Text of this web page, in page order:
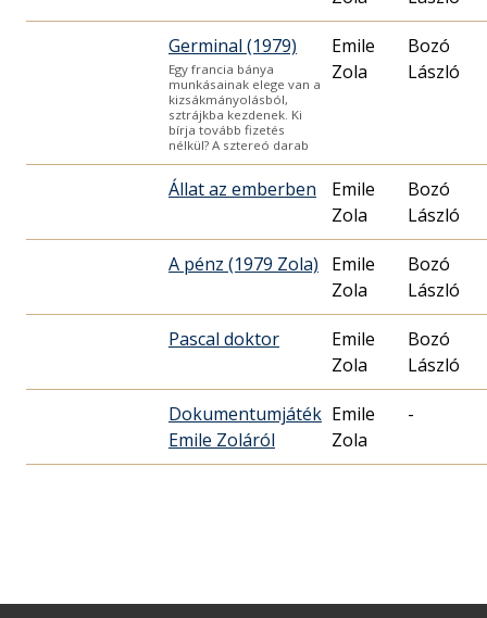
Germinal (1979)
Egy francia bánya
munkásainak elege van a
kizsákmányolásból,
sztrájkba kezdenek. Ki
bírja tovább fizetés
nélkül? A sztereó darab
Emile
Zola
Bozó
László
Állat az emberben
Emile
Zola
Bozó
László
A pénz (1979 Zola)
Emile
Zola
Bozó
László
Pascal doktor
Emile
Zola
Bozó
László
Dokumentumjáték
Emile Zoláról
Emile
Zola
-